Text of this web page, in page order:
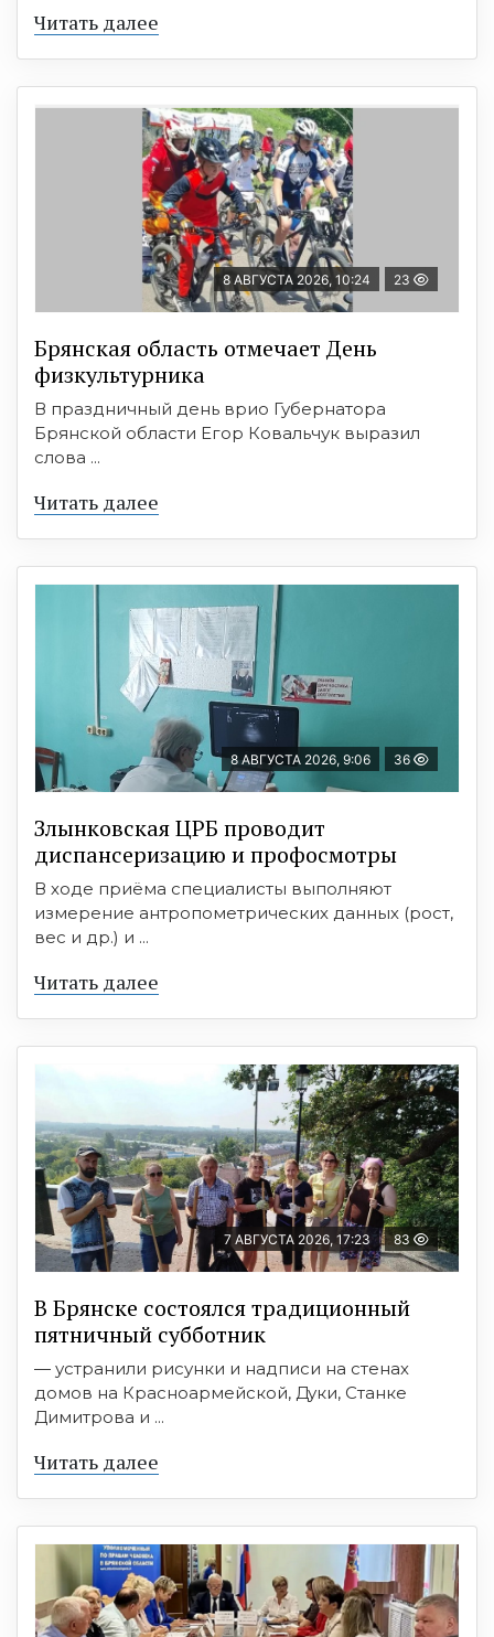
Читать далее
8 АВГУСТА 2026, 10:24 23
Брянская область отмечает День
физкультурника
В праздничный день врио Губернатора
Брянской области Егор Ковальчук выразил
слова ...
Читать далее
8 АВГУСТА 2026, 9:06 36
Злынковская ЦРБ проводит
диспансеризацию и профосмотры
В ходе приёма специалисты выполняют
измерение антропометрических данных (рост,
вес и др.) и ...
Читать далее
7 АВГУСТА 2026, 17:23 83
В Брянске состоялся традиционный
пятничный субботник
— устранили рисунки и надписи на стенах
домов на Красноармейской, Дуки, Станке
Димитрова и ...
Читать далее